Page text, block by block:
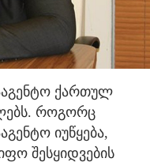
ქართულ
როგორც
იუწყება,
შესყიდვების